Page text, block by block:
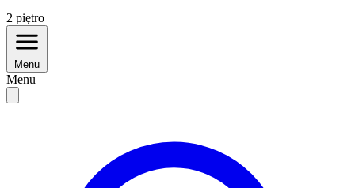
2 piętro
Menu
Menu